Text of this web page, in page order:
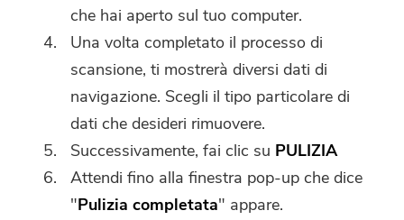
che hai aperto sul tuo computer.
Una volta completato il processo di
scansione, ti mostrerà diversi dati di
navigazione. Scegli il tipo particolare di
dati che desideri rimuovere.
Successivamente, fai clic su PULIZIA
Attendi fino alla finestra pop-up che dice
"Pulizia completata" appare.